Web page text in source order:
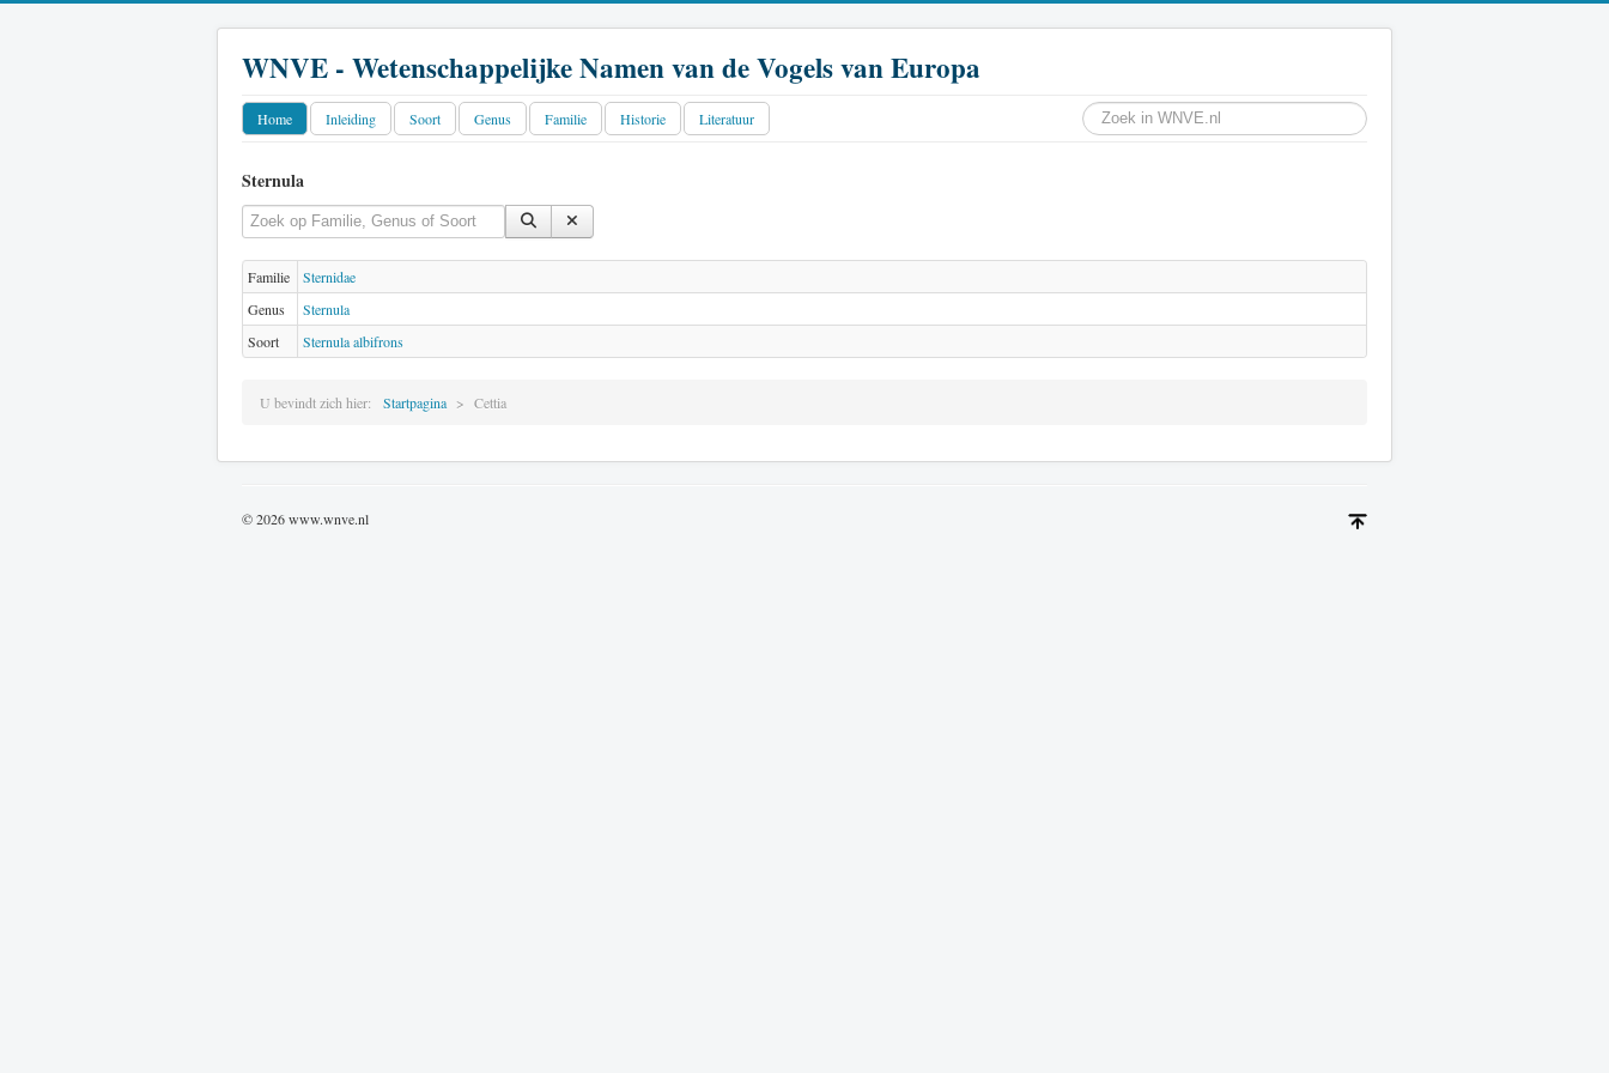
WNVE - Wetenschappelijke Namen van de Vogels van Europa
Home Inleiding Soort Genus Familie Historie Literatuur
Sternula
Vul een deel van de titel in
Familie
Sternidae
Genus
Sternula
Soort
Sternula albifrons
U bevindt zich hier: Startpagina Cettia
© 2026 www.wnve.nl